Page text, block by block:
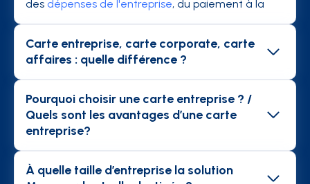
des dépenses de l'entreprise, du paiement à la
Carte entreprise, carte corporate, carte
affaires : quelle différence ?
classiques configurée en paiement différé. Le
collaborateur peut donc demander le
remboursement avant d'être débité. Les cartes
entreprises ou carte business ont l'avantage
depuis le compte de l'entreprise. Cependant, ces
Pourquoi choisir une carte entreprise ? /
Quels sont les avantages d’une carte
entreprise?
de l'entreprise sont amenés à effectuer des
dépenses (
déplacements, repas, abonnement...).
À quelle taille d’entreprise la solution